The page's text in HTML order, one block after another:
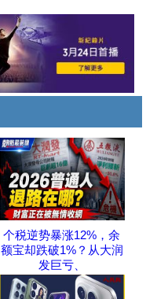
个税逆势暴涨12%，余
额宝却跌破1%？从大润
发巨亏、